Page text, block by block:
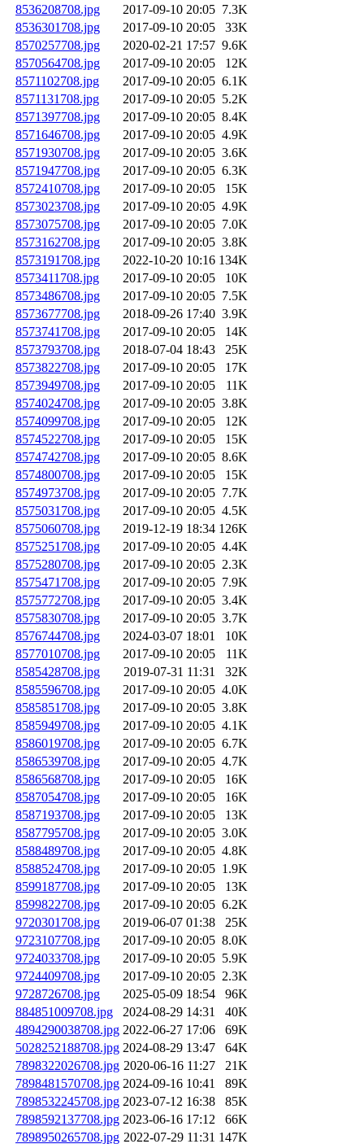
8536208708.jpg
2017-09-10 20:05 7.3K
8536301708.jpg
2017-09-10 20:05
33K
8570257708.jpg
2020-02-21 17:57 9.6K
8570564708.jpg
2017-09-10 20:05
12K
8571102708.jpg
2017-09-10 20:05 6.1K
8571131708.jpg
2017-09-10 20:05 5.2K
8571397708.jpg
2017-09-10 20:05 8.4K
8571646708.jpg
2017-09-10 20:05 4.9K
8571930708.jpg
2017-09-10 20:05 3.6K
8571947708.jpg
2017-09-10 20:05 6.3K
8572410708.jpg
2017-09-10 20:05
15K
8573023708.jpg
2017-09-10 20:05 4.9K
8573075708.jpg
2017-09-10 20:05 7.0K
8573162708.jpg
2017-09-10 20:05 3.8K
8573191708.jpg
2022-10-20 10:16 134K
8573411708.jpg
2017-09-10 20:05
10K
8573486708.jpg
2017-09-10 20:05 7.5K
8573677708.jpg
2018-09-26 17:40 3.9K
8573741708.jpg
2017-09-10 20:05
14K
8573793708.jpg
2018-07-04 18:43
25K
8573822708.jpg
2017-09-10 20:05
17K
8573949708.jpg
2017-09-10 20:05
11K
8574024708.jpg
2017-09-10 20:05 3.8K
8574099708.jpg
2017-09-10 20:05
12K
8574522708.jpg
2017-09-10 20:05
15K
8574742708.jpg
2017-09-10 20:05 8.6K
8574800708.jpg
2017-09-10 20:05
15K
8574973708.jpg
2017-09-10 20:05 7.7K
8575031708.jpg
2017-09-10 20:05 4.5K
8575060708.jpg
2019-12-19 18:34 126K
8575251708.jpg
2017-09-10 20:05 4.4K
8575280708.jpg
2017-09-10 20:05 2.3K
8575471708.jpg
2017-09-10 20:05 7.9K
8575772708.jpg
2017-09-10 20:05 3.4K
8575830708.jpg
2017-09-10 20:05 3.7K
8576744708.jpg
2024-03-07 18:01
10K
8577010708.jpg
2017-09-10 20:05
11K
8585428708.jpg
2019-07-31 11:31
32K
8585596708.jpg
2017-09-10 20:05 4.0K
8585851708.jpg
2017-09-10 20:05 3.8K
8585949708.jpg
2017-09-10 20:05 4.1K
8586019708.jpg
2017-09-10 20:05 6.7K
8586539708.jpg
2017-09-10 20:05 4.7K
8586568708.jpg
2017-09-10 20:05
16K
8587054708.jpg
2017-09-10 20:05
16K
8587193708.jpg
2017-09-10 20:05
13K
8587795708.jpg
2017-09-10 20:05 3.0K
8588489708.jpg
2017-09-10 20:05 4.8K
8588524708.jpg
2017-09-10 20:05 1.9K
8599187708.jpg
2017-09-10 20:05
13K
8599822708.jpg
2017-09-10 20:05 6.2K
9720301708.jpg
2019-06-07 01:38
25K
9723107708.jpg
2017-09-10 20:05 8.0K
9724033708.jpg
2017-09-10 20:05 5.9K
9724409708.jpg
2017-09-10 20:05 2.3K
9728726708.jpg
2025-05-09 18:54
96K
884851009708.jpg
2024-08-29 14:31
40K
4894290038708.jpg 2022-06-27 17:06
69K
5028252188708.jpg 2024-08-29 13:47
64K
7898322026708.jpg 2020-06-16 11:27
21K
7898481570708.jpg 2024-09-16 10:41
89K
7898532245708.jpg 2023-07-12 16:38
85K
7898592137708.jpg 2023-06-16 17:12
66K
7898950265708.jpg 2022-07-29 11:31 147K